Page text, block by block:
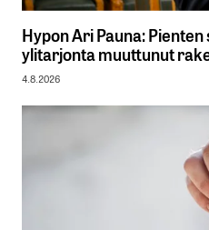
Hypon Ari Pauna:
ylitarjonta muuttunut
4.8.2026